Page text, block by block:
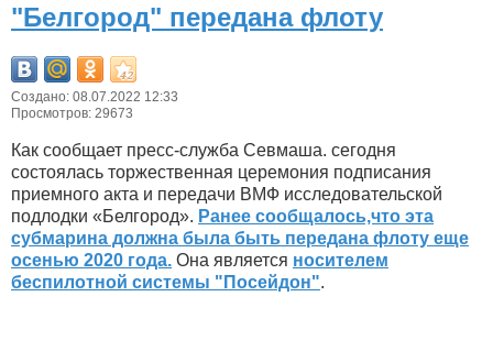
"Белгород" передана флоту
Создано: 08.07.2022 12:33
Просмотров: 29673
Как сообщает пресс-служба Севмаша. сегодня
состоялась торжественная церемония подписания
приемного акта и передачи ВМФ исследовательской
подлодки «Белгород». Ранее сообщалось,что эта
субмарина должна была быть передана флоту еще
осенью 2020 года. Она является носителем
беспилотной системы "Посейдон".